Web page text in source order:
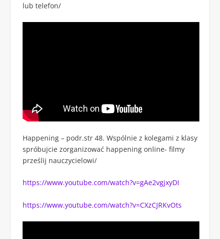
lub telefon/
Happening – podr.str 48. Wspólnie z kolegami z klasy
spróbujcie zorganizować happening online- filmy
prześlij nauczycielowi/
https://www.youtube.com/watch?v=gAe2vgjxyDI
https://www.youtube.com/watch?v=CXzCJRKvOts